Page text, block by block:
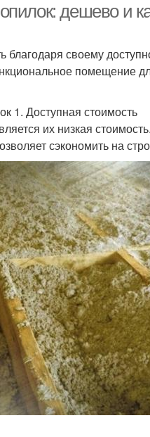
дешево и
своему
помещение
1. Доступная стоимость
их низкая
сэкономить на